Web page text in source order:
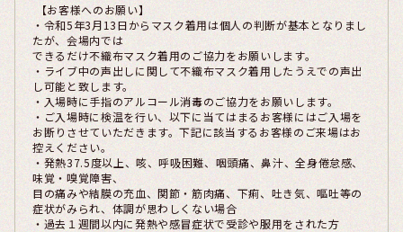
【お客様へのお願い】
・令和5年3月13日からマスク着用は個人の判断が基本となりまし
たが、会場内では
できるだけ不織布マスク着用のご協力をお願いします。
・ライブ中の声出しに関して不織布マスク着用したうえでの声出
し可能と致します。
・入場時に手指のアルコール消毒のご協力をお願いします。
・ご入場時に検温を行い、以下に当てはまるお客様にはご入場を
お断りさせていただきます。下記に該当するお客様のご来場はお
控えください。
・発熱37.5度以上、咳、呼吸困難、咽頭痛、鼻汁、全身倦怠感、
味覚・嗅覚障害、
目の痛みや結膜の充血、関節・筋肉痛、下痢、吐き気、嘔吐等の
症状がみられ、体調が思わしくない場合
・過去１週間以内に発熱や感冒症状で受診や服用をされた方